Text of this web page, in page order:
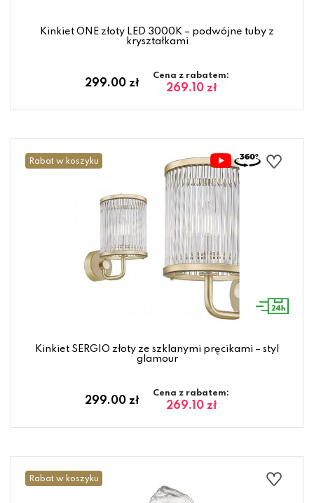
Kinkiet ONE złoty LED 3000K – podwójne tuby z
kryształkami
299.00 zł
Cena z rabatem:
269.10 zł
Rabat w koszyku
Kinkiet SERGIO złoty ze szklanymi pręcikami – styl
glamour
299.00 zł
Cena z rabatem:
269.10 zł
Rabat w koszyku